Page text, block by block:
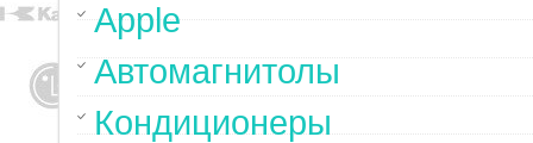
Apple
Автомагнитолы
Кондиционеры